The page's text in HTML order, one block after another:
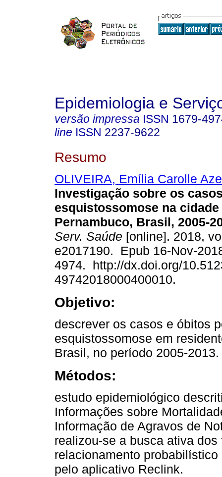
Epidemiologia e
versão impressa ISSN 1679-
line ISSN 2237-9622
Resumo
OLIVEIRA, Emília Carolle
Investigação sobre os
esquistossomose na
Pernambuco, Brasil, 2005-
Serv. Saúde [online]. 2018,
e2017190. Epub 16-Nov-
4974. http://dx.doi.org/
49742018000400010.
Objetivo:
descrever os casos e óbitos
esquistossomose em
Brasil, no período 2005-2013.
Métodos:
estudo epidemiológico
Informações sobre
Informação de Agravos de
realizou-se a busca ativa
relacionamento
pelo aplicativo Reclink.